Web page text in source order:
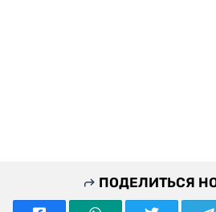
ПОДЕЛИТЬСЯ